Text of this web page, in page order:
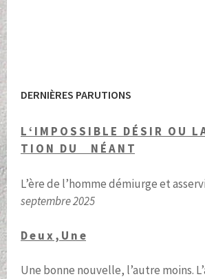
DERNIÈRES PARUTIONS
L ‘ I M P O S S I B L E D É S I R O U L
T I O N D U N É A N T
L’ère de l’homme démiurge et
septembre 2025
D e u x , U n e
Une bonne nouvelle, l’autre moins.